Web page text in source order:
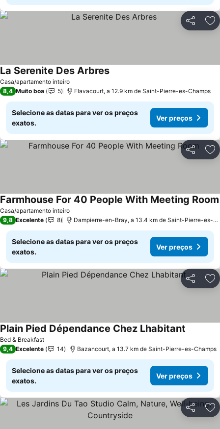
Partilhar
Casa/apartamento inteiro
La Serenite Des Arbres
8,4 Muito boa 5 Flavacourt, a 12.9 km de Saint-Pierre-es-Champs
Selecione as datas para ver os preços
exatos.
Ver preços
Partilhar
Casa/apartamento inteiro
Farmhouse For 40 People With Meeting Room
9,8 Excelente 8 Dampierre-en-Bray, a 13.4 km de Saint-Pierre-es-Champs
Selecione as datas para ver os preços
exatos.
Ver preços
Partilhar
Bed & Breakfast
Plain Pied Dépendance Chez Lhabitant
9,4 Excelente 14 Bazancourt, a 13.7 km de Saint-Pierre-es-Champs
Selecione as datas para ver os preços
exatos.
Ver preços
Partilhar